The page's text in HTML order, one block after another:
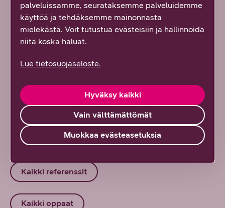
kuningatar? Vinkit tekoälyn tehokkaaseen
käyttöön
”Kasvu vaatii epäonnistumisten
nykytila Amel Gailyn näkökulmasta
Kaikki artikkelit ja blogit
Kaikki referenssit
Kaikki oppaat
palveluissamme, seurataksemme palveluidemme
käyttöä ja tehdäksemme mainonnasta
mielekästä. Voit tutustua evästeisiin ja hallinnoida
niitä koska haluat.
Lue tietosuojaseloste.
Vain välttämättömät
Hyväksy kaikki
Muokkaa evästeasetuksia